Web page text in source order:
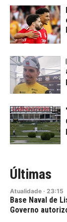
Últimas
Atualidade · 23:15
Base Naval de
Governo